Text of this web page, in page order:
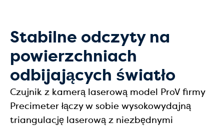
Stabilne odczyty na
powierzchniach
odbijających światło
Czujnik z kamerą laserową model ProV firmy
Precimeter łączy w sobie wysokowydajną
triangulację laserową z niezbędnymi